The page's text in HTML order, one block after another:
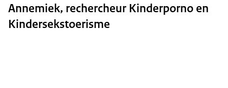
Annemiek, rechercheur Kinderporno en
Kindersekstoerisme